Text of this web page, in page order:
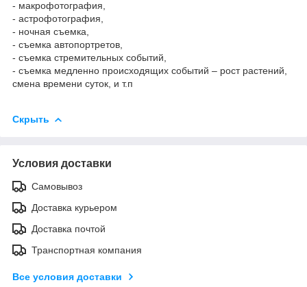
- макрофотография,
- астрофотография,
- ночная съемка,
- съемка автопортретов,
- съемка стремительных событий,
- съемка медленно происходящих событий – рост растений,
смена времени суток, и т.п
Скрыть
Условия доставки
Самовывоз
Доставка курьером
Доставка почтой
Транспортная компания
Все условия доставки